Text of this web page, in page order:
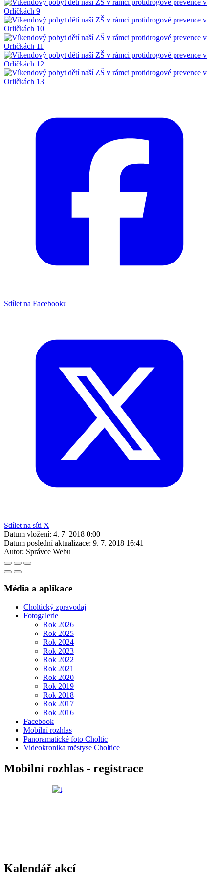
Sdílet na Facebooku
Sdílet na síti X
Datum vložení: 4. 7. 2018 0:00
Datum poslední aktualizace: 9. 7. 2018 16:41
Autor: Správce Webu
Média a aplikace
Choltický zpravodaj
Fotogalerie
Rok 2026
Rok 2025
Rok 2024
Rok 2023
Rok 2022
Rok 2021
Rok 2020
Rok 2019
Rok 2018
Rok 2017
Rok 2016
Facebook
Mobilní rozhlas
Panoramatické foto Choltic
Videokronika městyse Choltice
Mobilní rozhlas - registrace
Kalendář akcí